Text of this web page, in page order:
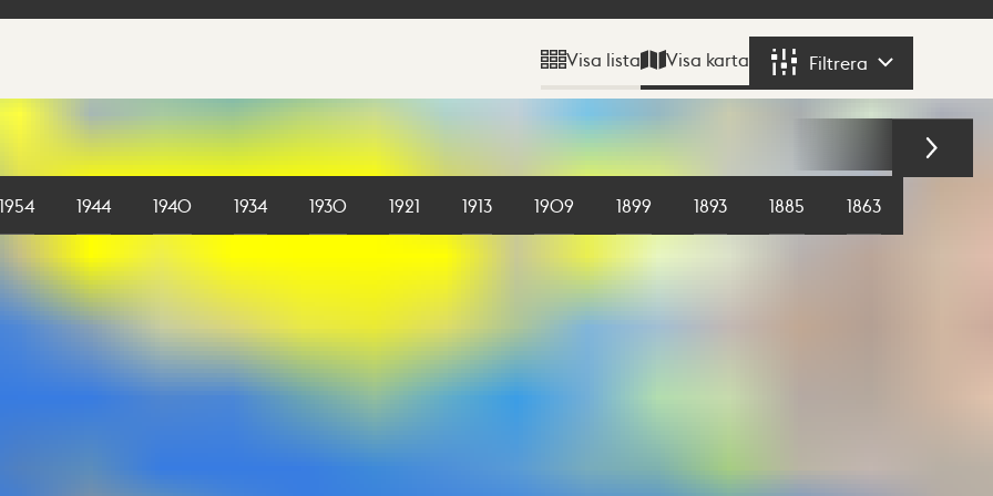
Visa lista Visa karta Filtrera
1954 1944 1940 1934 1930 1921 1913 1909 1899 1893 1885 1863